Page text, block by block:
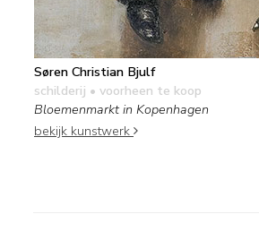
Søren Christian Bjulf
schilderij • voorheen te koop
Bloemenmarkt in Kopenhagen
bekijk kunstwerk